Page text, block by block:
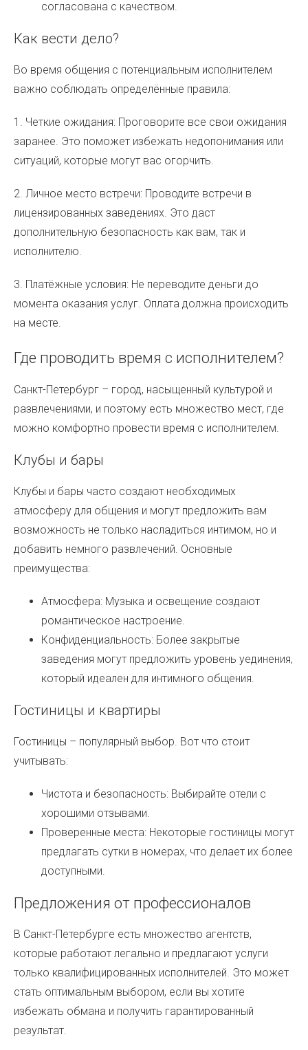
согласована с качеством.
Как вести дело?
Во время общения с потенциальным исполнителем
важно соблюдать определённые правила:
1. Четкие ожидания: Проговорите все свои ожидания
заранее. Это поможет избежать недопонимания или
ситуаций, которые могут вас огорчить.
2. Личное место встречи: Проводите встречи в
лицензированных заведениях. Это даст
дополнительную безопасность как вам, так и
исполнителю.
3. Платёжные условия: Не переводите деньги до
момента оказания услуг. Оплата должна происходить
на месте.
Где проводить время с исполнителем?
Санкт-Петербург – город, насыщенный культурой и
развлечениями, и поэтому есть множество мест, где
можно комфортно провести время с исполнителем.
Клубы и бары
Клубы и бары часто создают необходимых
атмосферу для общения и могут предложить вам
возможность не только насладиться интимом, но и
добавить немного развлечений. Основные
преимущества:
Атмосфера: Музыка и освещение создают
романтическое настроение.
Конфиденциальность: Более закрытые
заведения могут предложить уровень уединения,
который идеален для интимного общения.
Гостиницы и квартиры
Гостиницы – популярный выбор. Вот что стоит
учитывать:
Чистота и безопасность: Выбирайте отели с
хорошими отзывами.
Проверенные места: Некоторые гостиницы могут
предлагать сутки в номерах, что делает их более
доступными.
Предложения от профессионалов
В Санкт-Петербурге есть множество агентств,
которые работают легально и предлагают услуги
только квалифицированных исполнителей. Это может
стать оптимальным выбором, если вы хотите
избежать обмана и получить гарантированный
результат.